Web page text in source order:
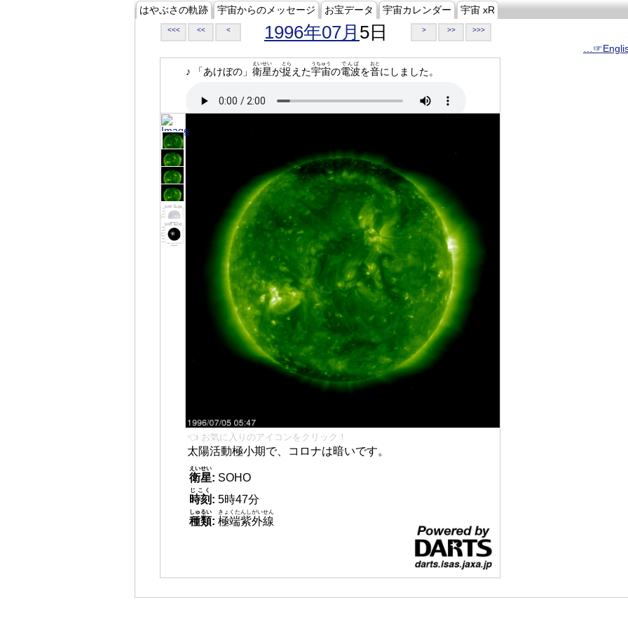
はやぶさの軌跡 宇宙からのメッセージ お宝データ 宇宙カレンダー 宇宙 xR
<<< << < 1996年07月 5日 > >> >>>
♪ 「あけぼの」 衛星
えいせい
が捉
とら
えた宇宙
うちゅう
の電波
でんぱ
を音
おと
にしました。
👈 お気に入りのアイコンをクリック！
太陽活動極小期で、コロナは暗いです。
衛星
えいせい
: SOHO
時刻
じこく
: 5時47分
種類
しゅるい
: 極端紫外線
きょくたんしがいせん